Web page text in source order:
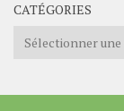
CATÉGORIES
Catégories